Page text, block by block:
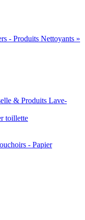
- Produits Nettoyants »
& Produits Lave-
toillette
- Papier